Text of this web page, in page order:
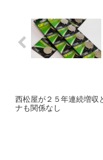
西松屋が２５年連続増収
ナも関係なし